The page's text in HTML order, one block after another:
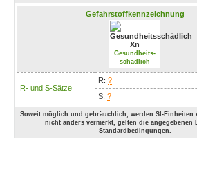
Gefahrstoffkennzeichnung
Xn
Gesundheits-
schädlich
R- und S-Sätze
R: ?
S: ?
Soweit möglich und gebräuchlich, werden SI-Einheiten
nicht anders vermerkt, gelten die angegebenen
Standardbedingungen.